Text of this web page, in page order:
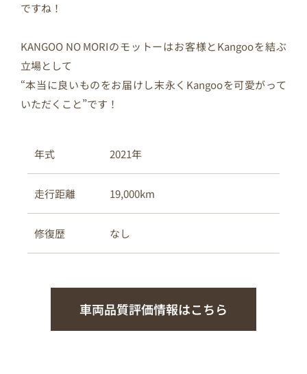
ですね！
KANGOO NO MORIのモットーはお客様とKangooを結ぶ
立場として
“本当に良いものをお届けし末永くKangooを可愛がって
いただくこと”です！
年式 2021年
走行距離 19,000km
修復歴 なし
車両品質評価情報はこちら